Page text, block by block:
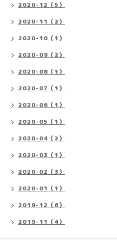
2020-12（5）
2020-11（2）
2020-10（1）
2020-09（2）
2020-08（1）
2020-07（1）
2020-06（1）
2020-05（1）
2020-04（2）
2020-03（1）
2020-02（3）
2020-01（1）
2019-12（6）
2019-11（4）